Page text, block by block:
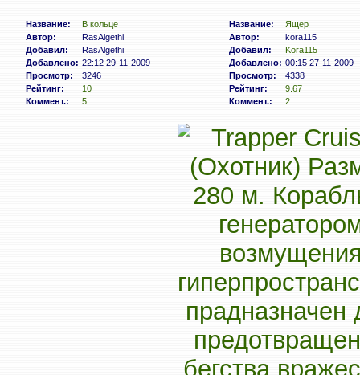
Название:
В кольце
Автор:
RasAlgethi
Добавил:
RasAlgethi
Добавлено: 22:12 29-11-2009
Просмотр:
3246
Рейтинг:
10
Коммент.:
5
Название:
Ящер
Автор:
kora115
Добавил:
Kora115
Добавлено: 00:15 27-11-2009
Просмотр:
4338
Рейтинг:
9.67
Коммент.:
2